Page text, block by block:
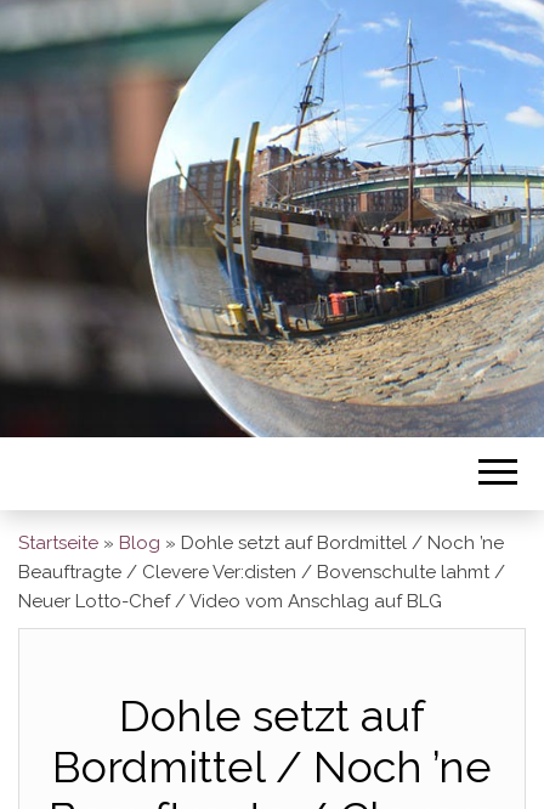
BREMEN SO
GESEHEN
Startseite » Blog » Dohle setzt auf Bordmittel / Noch ’ne
Beauftragte / Clevere Ver:disten / Bovenschulte lahmt /
Neuer Lotto-Chef / Video vom Anschlag auf BLG
Dohle setzt auf
Bordmittel / Noch ’ne